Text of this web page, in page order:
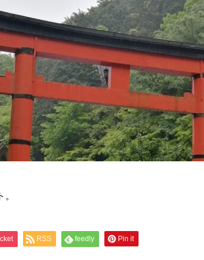
RSS feedly Pin it